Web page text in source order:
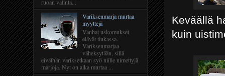
Keväällä
kuin
ruoan valinta...
Variksenmarja murtaa
myyttejä
Vanhat uskomukset
elävät tiukassa.
Variksenmarjaa
väheksytään, sillä
eiväthän variksetkaan syö niille nimettyjä
marjoja. Nyt on aika murtaa ...